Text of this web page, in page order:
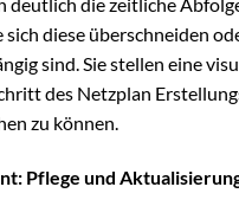
diese überschneiden
sind. Sie stellen eine
des Netzplan
zu können.
Pflege und